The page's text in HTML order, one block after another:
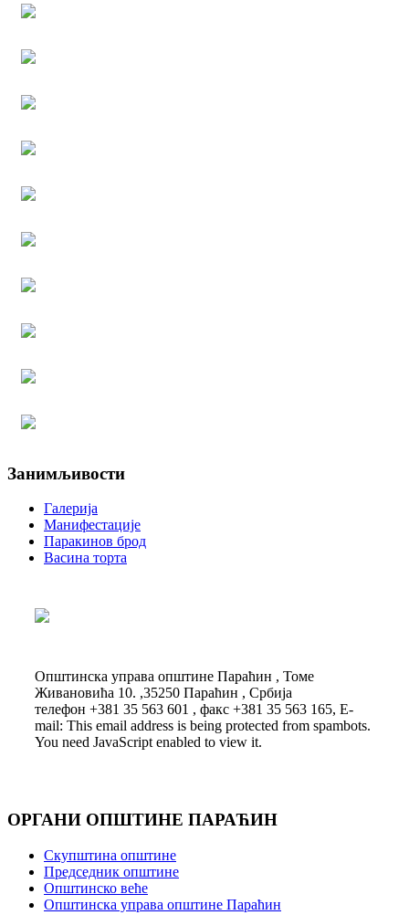
Занимљивости
Галерија
Манифестације
Паракинов брод
Васина торта
Општинска управа општине Параћин , Томе
Живановића 10. ,35250 Параћин , Србија
телефон +381 35 563 601 , факс +381 35 563 165, E-
mail: This email address is being protected from spambots.
You need JavaScript enabled to view it.
ОРГАНИ ОПШТИНЕ ПАРАЋИН
Скупштина општине
Председник општине
Општинско веће
Општинска управа општине Параћин